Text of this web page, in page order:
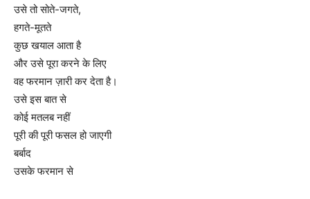
उसे तो सोते-जगते,
हगते-मूतते
कुछ खयाल आता है
और उसे पूरा करने के लिए
वह फरमान ज़ारी कर देता है।
उसे इस बात से
कोई मतलब नहीं
पूरी की पूरी फसल हो जाएगी
बर्बाद
उसके फरमान से